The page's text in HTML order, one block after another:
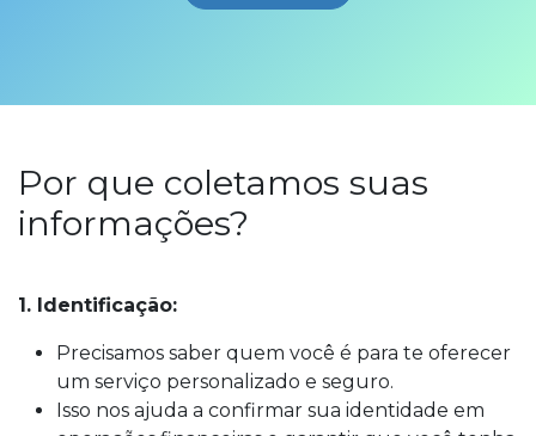
Por que coletamos suas
informações?
1. Identificação:
Precisamos saber quem você é para te oferecer
um serviço personalizado e seguro.
Isso nos ajuda a confirmar sua identidade em